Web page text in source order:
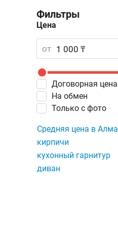
Фильтры
Цена
от
Договорная цена
На обмен
Только с фото
Средняя цена в
кирпичи
кухонный гарнитур
диван